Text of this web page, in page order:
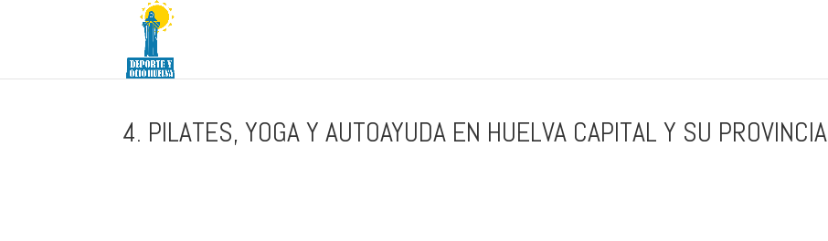
4. PILATES, YOGA Y AUTOAYUDA EN HUELVA CAPITAL Y SU PROVINCIA